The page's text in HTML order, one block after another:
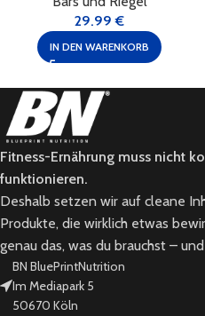
29.99€
IN DEN WARENKORB
Fitness-Ernährung muss nicht
funktionieren.
Deshalb setzen wir auf cleane
Produkte, die wirklich etwas
genau das, was du brauchst –
BN BluePrintNutrition
Im Mediapark 5
50670 Köln